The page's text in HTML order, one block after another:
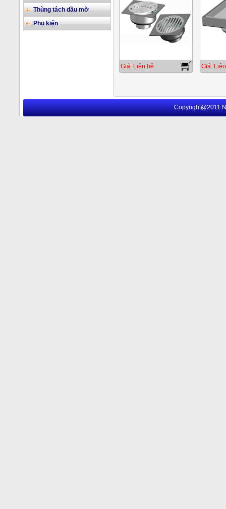
Thùng tách dầu mỡ
Phụ kiện
Giá: Liên hệ Giá:
Copyright@2011